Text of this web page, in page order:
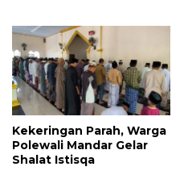
Kekeringan Parah, Warga
Polewali Mandar Gelar
Shalat Istisqa